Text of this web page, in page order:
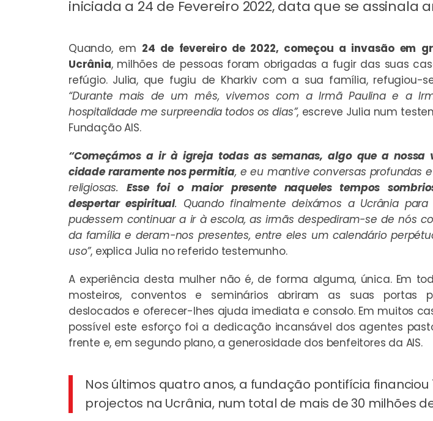
iniciada a 24 de Fevereiro 2022, data que se assinala
Quando, em 24 de fevereiro de 2022, começou a invasão em
Ucrânia, milhões de pessoas foram obrigadas a fugir das suas
refúgio. Julia, que fugiu de Kharkiv com a sua família, refugiou-
“Durante mais de um mês, vivemos com a Irmã Paulina e a
hospitalidade me surpreendia todos os dias”, escreve Julia num
Fundação AIS.
“Começámos a ir à igreja todas as semanas, algo que a
cidade raramente nos permitia, e eu mantive conversas profundas
religiosas.Esse foi o maior presente naqueles tempos
despertar espiritual. Quando finalmente deixámos a Ucrânia
pudessem continuar a ir à escola, as irmãs despediram-se de nós
da família e deram-nos presentes, entre eles um calendário
uso”, explica Julia no referido testemunho.
A experiência desta mulher não é, de forma alguma, única. Em
mosteiros, conventos e seminários abriram as suas portas
deslocados e oferecer-lhes ajuda imediata e consolo. Em muitos
possível este esforço foi a dedicação incansável dos agentes
frente e, em segundo plano, a generosidade dos benfeitores da AIS.
Nos últimos quatro anos, a fundação pontifícia financiou
projectos na Ucrânia, num total de mais de 30 milhões